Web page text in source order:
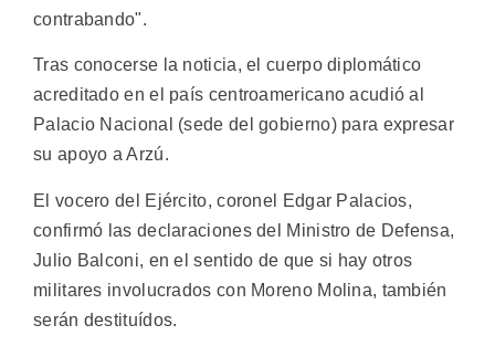
contrabando".
Tras conocerse la noticia, el cuerpo diplomático
acreditado en el país centroamericano acudió al
Palacio Nacional (sede del gobierno) para expresar
su apoyo a Arzú.
El vocero del Ejército, coronel Edgar Palacios,
confirmó las declaraciones del Ministro de Defensa,
Julio Balconi, en el sentido de que si hay otros
militares involucrados con Moreno Molina, también
serán destituídos.